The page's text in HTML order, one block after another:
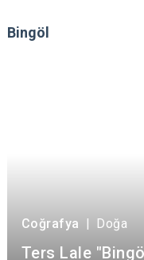
Bingöl
Coğrafya Doğa
Ters Lale